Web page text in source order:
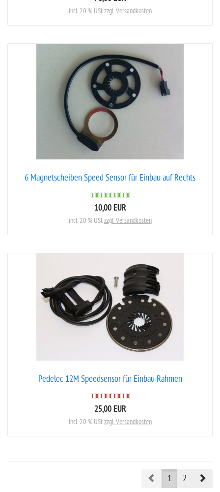
incl. 20 % UStzzgl. Versandkosten
6 Magnetscheiben Speed Sensor für Einbau auf Rechts
10,00 EUR
incl. 20 % UStzzgl. Versandkosten
Pedelec 12M Speedsensor für Einbau Rahmen
25,00 EUR
incl. 20 % UStzzgl. Versandkosten
Prev1 2